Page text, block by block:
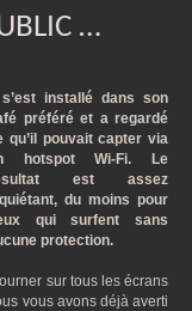
…
s’est installé dans son
préféré et a regardé
qu’il pouvait capter via
hotspot Wi-Fi. Le
est assez
du moins pour
qui surfent sans
protection.
sur tous les écrans
vous avons déjà averti